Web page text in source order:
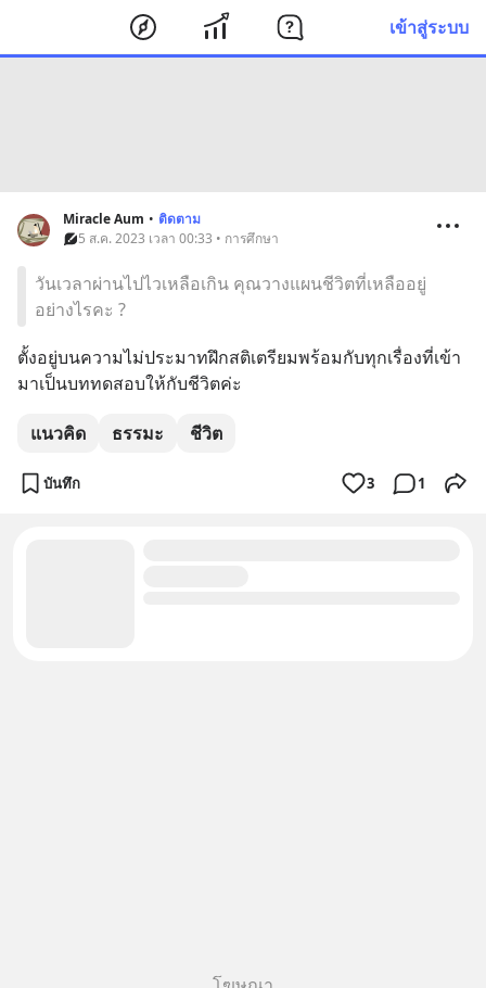
เข้าสู่ระบบ
Miracle Aum • ติดตาม
5 ส.ค. 2023 เวลา 00:33 • การศึกษา
วันเวลาผ่านไปไวเหลือเกิน คุณวางแผนชีวิตที่เหลืออยู่
อย่างไรคะ ?
ตั้งอยู่บนความไม่ประมาทฝึกสติเตรียมพร้อมกับทุกเรื่องที่เข้า
มาเป็นบททดสอบให้กับชีวิตค่ะ
แนวคิด ธรรมะ ชีวิต
บันทึก 3 1